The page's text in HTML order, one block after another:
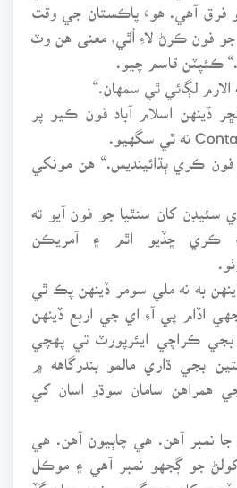
آهي. هوءَ پاڪستان جي وقت
جو فون ڪرڻ لاءِ اُٿي، معنى هن وٽ
ڪئپٽن قاسم چيو.
لڳائي ٿي سمهان.“
ڏينهن اسلام آباد فون ڪيو پر
فون ڪري ٻڌائينديس.“ هن مونکي
سئيڊن کان سنٿيا جو فون آيو ته
ڪري ڇڏيو اٿم ۽ آمريڪن
به نه ملي سومر ڏينهن پڪ ٿي
اڏام پي آءِ اي جي اربع ڏينهن
ڪراچي ايئرپورٽ تي پهچي
بجي ڌاري مالمو بندرگاهه ۾
همراهن سامان سوڌو اسان کي
نمبر آهن. هي چاٻيون آهن. هي
جو ڳجهو نمبر آهي ۽ موڪل
ڏهين کان پوءِ ڳجهي نمبر سان گڏ